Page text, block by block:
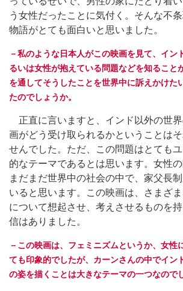
う女性だったことに気付く。そんな不
物語がとても面白いと思いました。
－私のような日本人がこの映画を見て、イン
るいは女性が抱えている問題などを知ること
を通してそうしたことを世界中に訴えかけた
たのでしょうか。
正直に言いますと、インド以外の世
画がどう受け取られるかということは
せんでした。ただ、この問題はとても
的なテーマであるとは思います。女性の
まだまだ世界中の社会の中で、家父長
いると思います。この映画は、さまざ
について想起させ、考えさせるものを
信はありました。
－この映画は、フェミニズムというか、女性
ても印象的でしたが、カーンさんの中でイン
の姿を描くことは大きなテーマの一つなので